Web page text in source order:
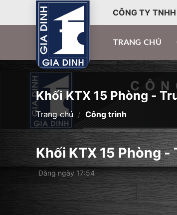
CÔNG TY
TRANG CHỦ
Khối KTX 15 Phòng -
Trang chủ / Công trình
Khối KTX 15 Phòng
Đăng ngày 17:54